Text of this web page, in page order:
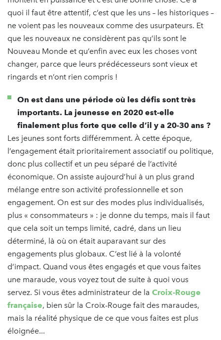
quoi il faut être attentif, c’est que les uns – les historiques –
ne voient pas les nouveaux comme des usurpateurs. Et
que les nouveaux ne considèrent pas qu’ils sont le
Nouveau Monde et qu’enfin avec eux les choses vont
changer, parce que leurs prédécesseurs sont vieux et
ringards et n’ont rien compris !
On est dans une période où les défis sont très
importants. La jeunesse en 2020 est-elle
finalement plus forte que celle d’il y a 20-30 ans ?
Les jeunes sont forts différemment. À cette époque,
l’engagement était prioritairement associatif ou politique,
donc plus collectif et un peu séparé de l’activité
économique. On assiste aujourd’hui à un plus grand
mélange entre son activité professionnelle et son
engagement. On est sur des modes plus individualisés,
plus « consommateurs » : je donne du temps, mais il faut
que cela soit un temps limité, cadré, dans un lieu
déterminé, là où on était auparavant sur des
engagements plus globaux. C’est lié à la volonté
d’impact. Quand vous êtes engagés et que vous faites
une maraude, vous voyez tout de suite à quoi vous
servez. Si vous êtes administrateur de la Croix-Rouge
française, bien sûr la Croix-Rouge fait des maraudes,
mais la réalité physique de ce que vous faites est plus
éloignée...